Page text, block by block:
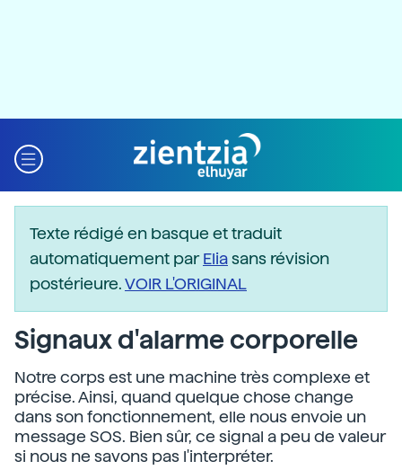
Texte rédigé en basque et traduit
automatiquement parEliasans révision
postérieure.VOIR L'ORIGINAL
Signaux d'alarme corporelle
Notre corps est une machine très complexe et
précise. Ainsi, quand quelque chose change
dans son fonctionnement, elle nous envoie un
message SOS. Bien sûr, ce signal a peu de valeur
si nous ne savons pas l'interpréter.